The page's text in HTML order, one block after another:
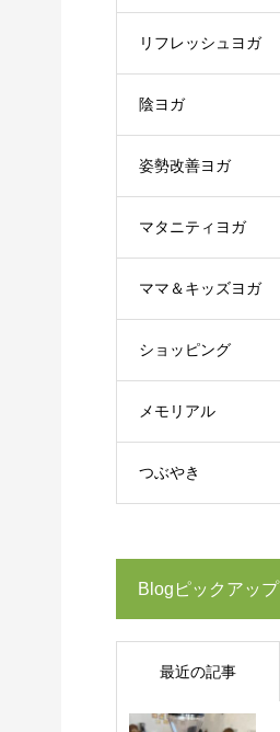
リフレッシュヨガ
陰ヨガ
姿勢改善ヨガ
マタニティヨガ
ママ＆キッズヨガ
ショッピング
メモリアル
つぶやき
Blogピックアップ
最近の記事